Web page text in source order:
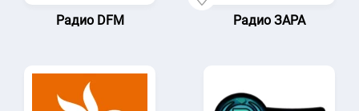
Радио DFM Радио ЗАРА